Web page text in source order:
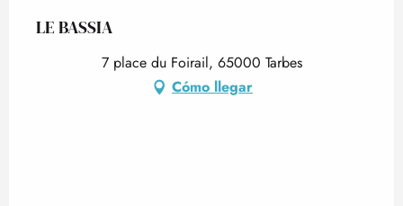
LE BASSIA
7 place du Foirail, 65000 Tarbes
Cómo llegar